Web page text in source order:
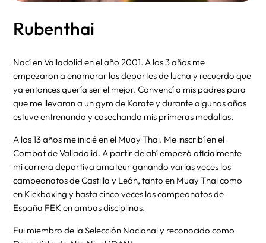
Rubenthai
Nací en Valladolid en el año 2001. A los 3 años me
empezaron a enamorar los deportes de lucha y recuerdo que
ya entonces quería ser el mejor. Convencí a mis padres para
que me llevaran a un gym de Karate y durante algunos años
estuve entrenando y cosechando mis primeras medallas.
A los 13 años me inicié en el Muay Thai. Me inscribí en el
Combat de Valladolid. A partir de ahí empezó oficialmente
mi carrera deportiva amateur ganando varias veces los
campeonatos de Castilla y León, tanto en Muay Thai como
en Kickboxing y hasta cinco veces los campeonatos de
España FEK en ambas disciplinas.
Fui miembro de la Selección Nacional y reconocido como